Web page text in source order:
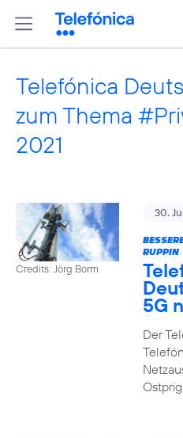
Telefónica
zum Thema
2021
Credits: Jörg Borm
30.
RUPPIN
5G
Der